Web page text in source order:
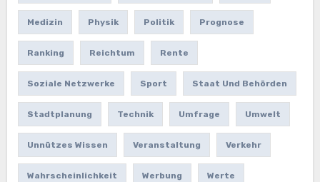
Medizin Physik Politik Prognose
Ranking Reichtum Rente
Soziale Netzwerke Sport Staat Und Behörden
Stadtplanung Technik Umfrage Umwelt
Unnützes Wissen Veranstaltung Verkehr
Wahrscheinlichkeit Werbung Werte